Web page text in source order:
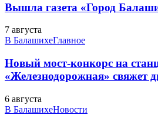
Вышла газета «Город
7 августа
В БалашихеГлавное
Новый мост-конкорс на
«Железнодорожная» свяжет
6 августа
В БалашихеНовости